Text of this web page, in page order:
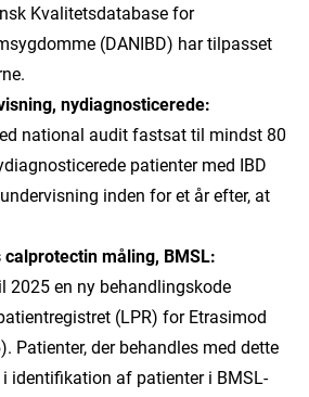
Kvalitetsdatabase for
(DANIBD) har tilpasset
nydiagnosticerede:
national audit fastsat til mindst 80
patienter med IBD
inden for et år efter, at
måling, BMSL:
2025 en ny behandlingskode
(LPR) for Etrasimod
Patienter, der behandles med dette
identifikation af patienter i BMSL-